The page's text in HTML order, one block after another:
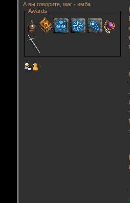
А вы говорите, маг - имба
Awards